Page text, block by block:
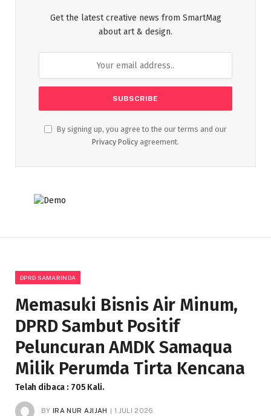
Get the latest creative news from SmartMag
about art & design.
By signing up, you agree to the our terms and our
Privacy Policy agreement.
DPRD SAMARINDA
Memasuki Bisnis Air Minum,
DPRD Sambut Positif
Peluncuran AMDK Samaqua
Milik Perumda Tirta Kencana
Telah dibaca : 705 Kali.
BY IRA NUR AJIJAH 1 JULI 2026